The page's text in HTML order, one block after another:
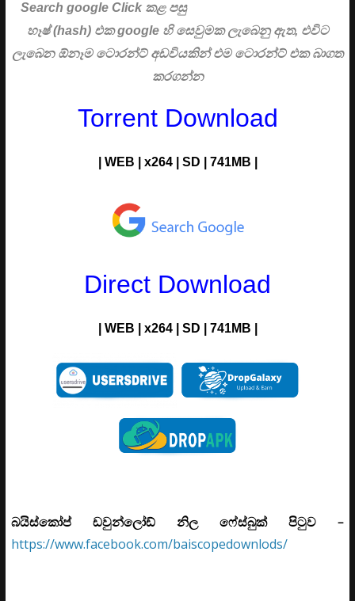
Search google Click කළ පසු
හෑෂ් (hash) එක google හි සෙවුමක ලැබෙනු ඇත, එවිට
ලැබෙන ඕනෑම ටොරන්ට් අඩවියකින් එම ටොරන්ට් එක බාගත
කරගන්න
Torrent Download
| WEB | x264 | SD | 741MB |
Direct Download
| WEB | x264 | SD | 741MB |
බයිස්කෝප් ඩවුන්ලෝඩ් නිල ෆේස්බුක් පිටුව –
https://www.facebook.com/baiscopedownlods/